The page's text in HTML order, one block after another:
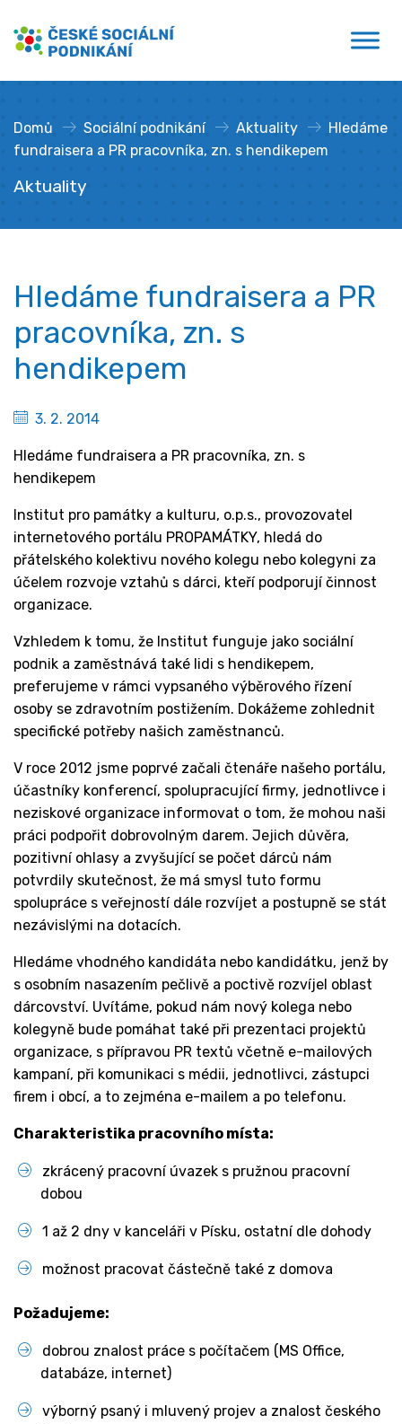
obsahu
České sociální podnikání
Domů » Sociální podnikání » Aktuality »
Hledáme
fundraisera a PR pracovníka, zn. s hendikepem
Aktuality
Hledáme fundraisera a PR
pracovníka, zn. s
hendikepem
3. 2. 2014
Hledáme fundraisera a PR pracovníka, zn. s
hendikepem
Institut pro památky a kulturu, o.p.s., provozovatel
internetového portálu PROPAMÁTKY, hledá do
přátelského kolektivu nového kolegu nebo kolegyni za
účelem rozvoje vztahů s dárci, kteří podporují činnost
organizace.
Vzhledem k tomu, že Institut funguje jako sociální
podnik a zaměstnává také lidi s hendikepem,
preferujeme v rámci vypsaného výběrového řízení
osoby se zdravotním postižením. Dokážeme zohlednit
specifické potřeby našich zaměstnanců.
V roce 2012 jsme poprvé začali čtenáře našeho portálu,
účastníky konferencí, spolupracující firmy, jednotlivce i
neziskové organizace informovat o tom, že mohou naši
práci podpořit dobrovolným darem. Jejich důvěra,
pozitivní ohlasy a zvyšující se počet dárců nám
potvrdily skutečnost, že má smysl tuto formu
spolupráce s veřejností dále rozvíjet a postupně se stát
nezávislými na dotacích.
Hledáme vhodného kandidáta nebo kandidátku, jenž by
s osobním nasazením pečlivě a poctivě rozvíjel oblast
dárcovství. Uvítáme, pokud nám nový kolega nebo
kolegyně bude pomáhat také při prezentaci projektů
organizace, s přípravou PR textů včetně e-mailových
kampaní, při komunikaci s médii, jednotlivci, zástupci
firem i obcí, a to zejména e-mailem a po telefonu.
Charakteristika pracovního místa:
zkrácený pracovní úvazek s pružnou pracovní
dobou
1 až 2 dny v kanceláři v Písku, ostatní dle dohody
možnost pracovat částečně také z domova
Požadujeme:
dobrou znalost práce s počítačem (MS Office,
databáze, internet)
výborný psaný i mluvený projev a znalost českého